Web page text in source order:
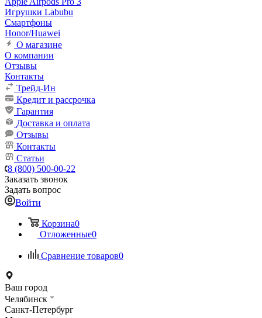
Игрушки Labubu
Смартфоны
Honor/Huawei
О магазине
О компании
Отзывы
Контакты
Трейд-Ин
Кредит и рассрочка
Гарантия
Доставка и оплата
Отзывы
Контакты
Статьи
8 (800) 500-00-22
Заказать звонок
Задать вопрос
Войти
Корзина0
Отложенные0
Сравнение товаров0
Ваш город
Челябинск
Санкт-Петербург